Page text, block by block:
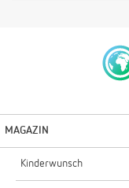
MAGAZIN
Kinderwunsch